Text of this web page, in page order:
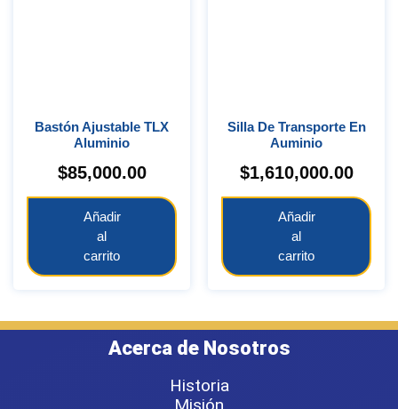
Bastón Ajustable TLX
Aluminio
$85,000.00
Añadir
al
carrito
Silla De Transporte En
Auminio
$1,610,000.00
Añadir
al
carrito
Acerca de Nosotros
Historia